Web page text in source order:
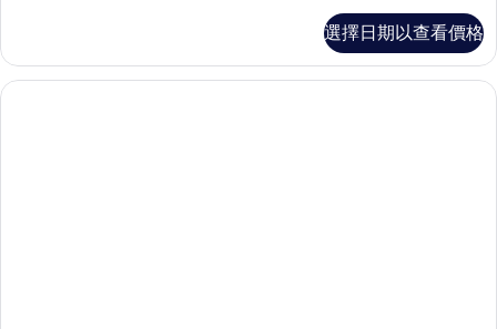
的
詳
情
選擇日期以查看價格